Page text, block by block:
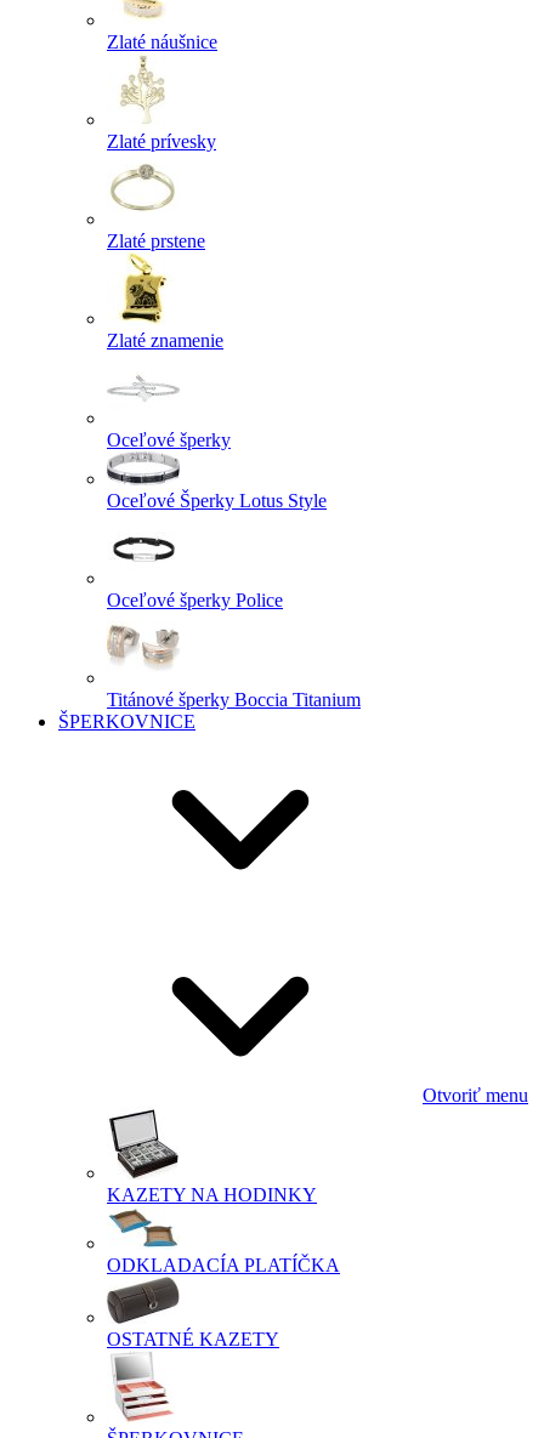
Zlaté náušnice
Zlaté prívesky
Zlaté prstene
Zlaté znamenie
Oceľové šperky
Oceľové Šperky Lotus Style
Oceľové šperky Police
Titánové šperky Boccia Titanium
ŠPERKOVNICE
Otvoriť menu
KAZETY NA HODINKY
ODKLADACÍA PLATÍČKA
OSTATNÉ KAZETY